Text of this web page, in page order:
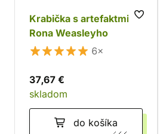
Krabička s artefaktmi
Rona Weasleyho
6×
37,67 €
skladom
do košíka